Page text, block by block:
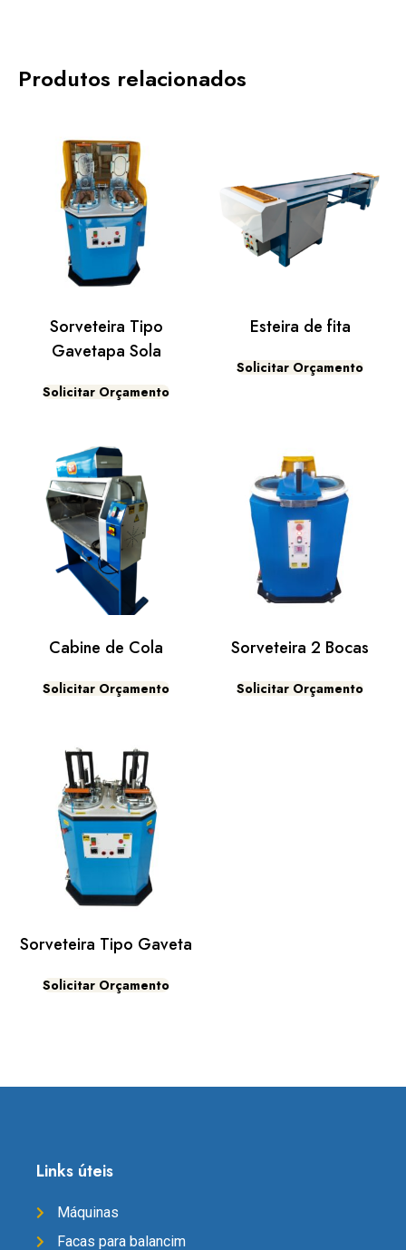
Produtos relacionados
Sorveteira Tipo
Gavetapa Sola
Solicitar Orçamento
Esteira de fita
Solicitar Orçamento
Cabine de Cola
Solicitar Orçamento
Sorveteira 2 Bocas
Solicitar Orçamento
Sorveteira Tipo Gaveta
Solicitar Orçamento
Links úteis
Máquinas
Facas para balancim